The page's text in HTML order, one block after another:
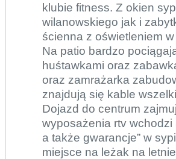
klubie fitness. Z okien
wilanowskiego jak i
ścienna z oświetleniem
Na patio bardzo
huśtawkami oraz
oraz zamrażarka
znajdują się kable
Dojazd do centrum
wyposażenia rtv wchodzi
a także gwarancje” w
miejsce na leżak na